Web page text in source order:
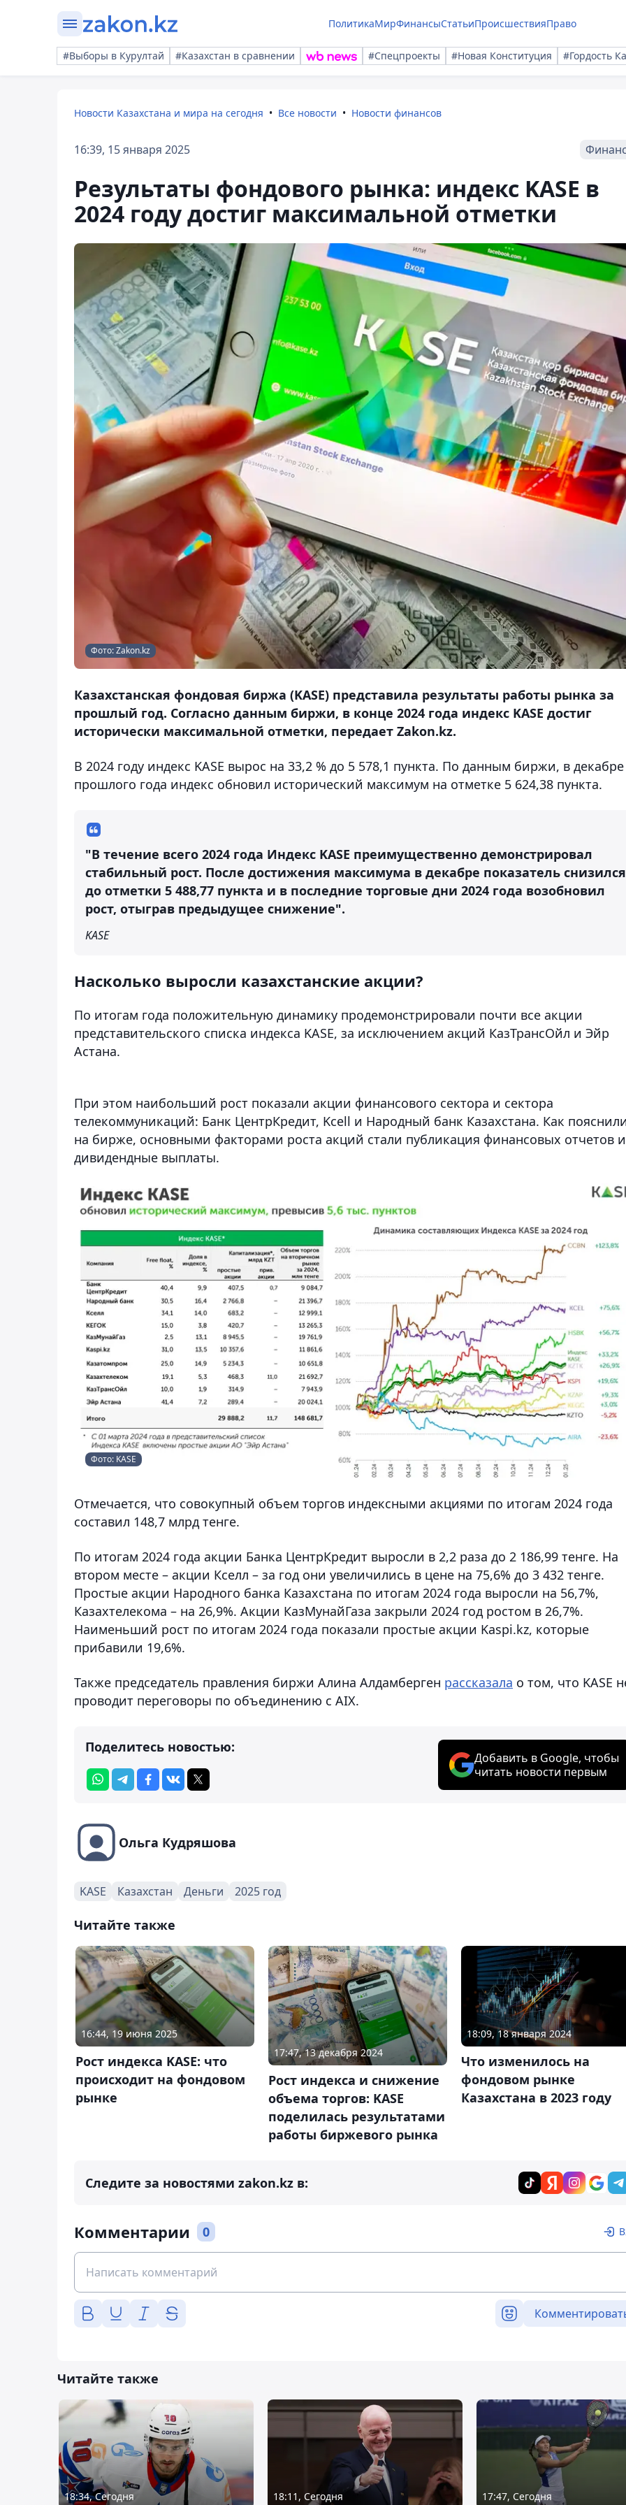
ПолитикаМирФинансыСтатьиПроисшествияПраво
#Выборы в Курултай #Казахстан в сравнении #Спецпроекты #Новая Конституция #Гордость
Новости Казахстана и мира на сегодня Все новости Новости финансов
16:39, 15 января 2025
Результаты фондового рынка: индекс KASE в
2024 году достиг максимальной отметки
Фото: Zakon.kz
Казахстанская фондовая биржа (KASE) представила результаты работы рынка за
прошлый год. Согласно данным биржи, в конце 2024 года индекс KASE достиг
исторически максимальной отметки, передает Zakon.kz.
В 2024 году индекс KASE вырос на 33,2 % до 5 578,1 пункта. По данным биржи, в декабре
прошлого года индекс обновил исторический максимум на отметке 5 624,38 пункта.
"В течение всего 2024 года Индекс KASE преимущественно демонстрировал
стабильный рост. После достижения максимума в декабре показатель снизился
до отметки 5 488,77 пункта и в последние торговые дни 2024 года возобновил
рост, отыграв предыдущее снижение".
KASE
Насколько выросли казахстанские акции?
По итогам года положительную динамику продемонстрировали почти все акции
представительского списка индекса KASE, за исключением акций КазТрансОйл и Эйр
Астана.
При этом наибольший рост показали акции финансового сектора и сектора
телекоммуникаций: Банк ЦентрКредит, Kcell и Народный банк Казахстана. Как
на бирже, основными факторами роста акций стали публикация финансовых отчетов и
дивидендные выплаты.
Фото: KASE
Отмечается, что совокупный объем торгов индексными акциями по итогам 2024 года
составил 148,7 млрд тенге.
По итогам 2024 года акции Банка ЦентрКредит выросли в 2,2 раза до 2 186,99 тенге. На
втором месте – акции Кселл – за год они увеличились в цене на 75,6% до 3 432 тенге.
Простые акции Народного банка Казахстана по итогам 2024 года выросли на 56,7%,
Казахтелекома – на 26,9%. Акции КазМунайГаза закрыли 2024 год ростом в 26,7%.
Наименьший рост по итогам 2024 года показали простые акции Kaspi.kz, которые
прибавили 19,6%.
Также председатель правления биржи Алина Алдамберген рассказала о том, что KASE
проводит переговоры по объединению с AIX.
Поделитесь новостью:
Добавить в Google, чтобы
читать новости первым
Ольга Кудряшова
KASE Казахстан Деньги 2025 год
Читайте также
16:44, 19 июня 2025
Рост индекса KASE: что
происходит на фондовом
рынке
17:47, 13 декабря 2024
Рост индекса и снижение
объема торгов: KASE
поделилась результатами
работы биржевого рынка
18:09, 18 января 2024
Что изменилось на
фондовом рынке
Казахстана в 2023 году
Следите за новостями zakon.kz в:
Комментарии 0
Читайте также
18:34, Сегодня 18:11, Сегодня 17:47, Сегодня